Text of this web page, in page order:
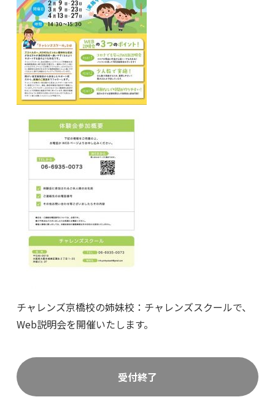
チャレンズ京橋校の姉妹校：チャレンズスクールで、
Web説明会を開催いたします。
受付終了